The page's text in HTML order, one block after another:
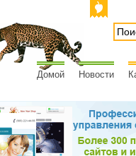
Домой Новости